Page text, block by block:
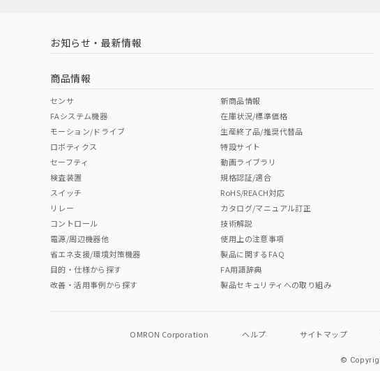
中国 RoHS 注意事項・凡例
中国 RoHS表
Pb Hg Cr(VI)
"対応済み"や非含有の記載がされた商品であっても、流通在庫等で未対応
非含有品が必要な際は、弊社営業部門もしくは販売店へお問い合わせくだ
お知らせ・最新情報
商品情報
センサ
FAシステム機器
モーション/ドライブ
ロボティクス
セーフティ
検査装置
スイッチ
リレー
コントロール
電源/周辺機器他
省エネ支援/環境対策機器
目的・仕様から探す
改善・活用事例から探す
新商品情報
在庫状況/標準価格
生産終了品/推奨代替品
特設サイト
動画ライブラリ
規格認証/適合
RoHS/REACH対応
カタログ/マニュアル訂正
技術解説
使用上の注意事項
製品に関するFAQ
FA用語辞典
製品セキュリティへの取り組み
OMRON Corporation ヘルプ サイトマップ
©